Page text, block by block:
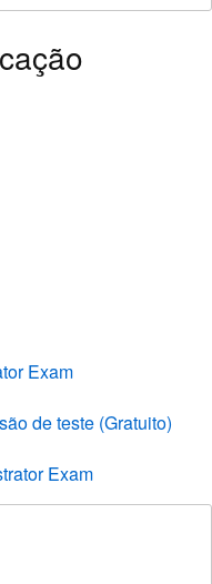
Exam
de teste (Gratuito)
Exam